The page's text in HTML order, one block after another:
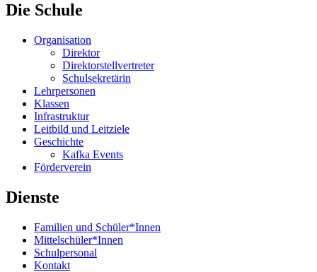
Die Schule
Organisation
Direktor
Direktorstellvertreter
Schulsekretärin
Lehrpersonen
Klassen
Infrastruktur
Leitbild und Leitziele
Geschichte
Kafka Events
Förderverein
Dienste
Familien und Schüler*Innen
Mittelschüler*Innen
Schulpersonal
Kontakt